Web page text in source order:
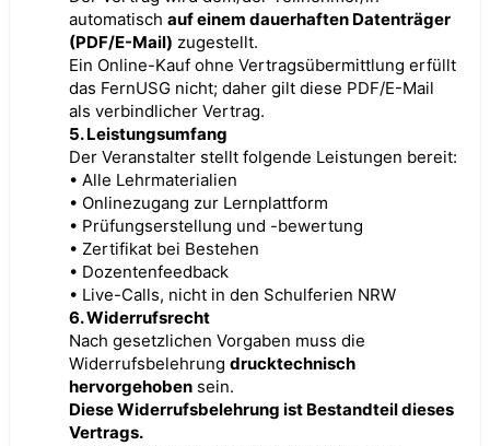
automatisch auf einem dauerhaften Datenträger
(PDF/E-Mail) zugestellt.
Ein Online-Kauf ohne Vertragsübermittlung erfüllt
das FernUSG nicht; daher gilt diese PDF/E-Mail
als verbindlicher Vertrag.
5. Leistungsumfang
Der Veranstalter stellt folgende Leistungen bereit:
• Alle Lehrmaterialien
• Onlinezugang zur Lernplattform
• Prüfungserstellung und -bewertung
• Zertifikat bei Bestehen
• Dozentenfeedback
• Live-Calls, nicht in den Schulferien NRW
6. Widerrufsrecht
Nach gesetzlichen Vorgaben muss die
Widerrufsbelehrung drucktechnisch
hervorgehoben sein.
Diese Widerrufsbelehrung ist Bestandteil dieses
Vertrags.